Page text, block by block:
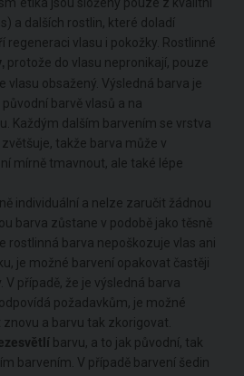
a dalších rostlin, které doladí
regeneraci vlasu i pokožky. Rostlinné
, protože do vlasu nepronikají, pouze
vlasu obsažený. Výsledná barva je
barvě vlasů a na
Každým dalším barvením se vrstva
takže barva může v
mírně tmavnout, ale také lépe
individuální a nelze zaručit žádnou
barva zůstane v podobě jako těsně
rostlinná barva nepoškozuje vlas ani
je možné barvení opakovat častěji
V případě, že je výsledná barva
požadavkům, je možné
a barvu tak zkorigovat.
barvu, a to jak původní, tak
barvením. V případě barvení šedin